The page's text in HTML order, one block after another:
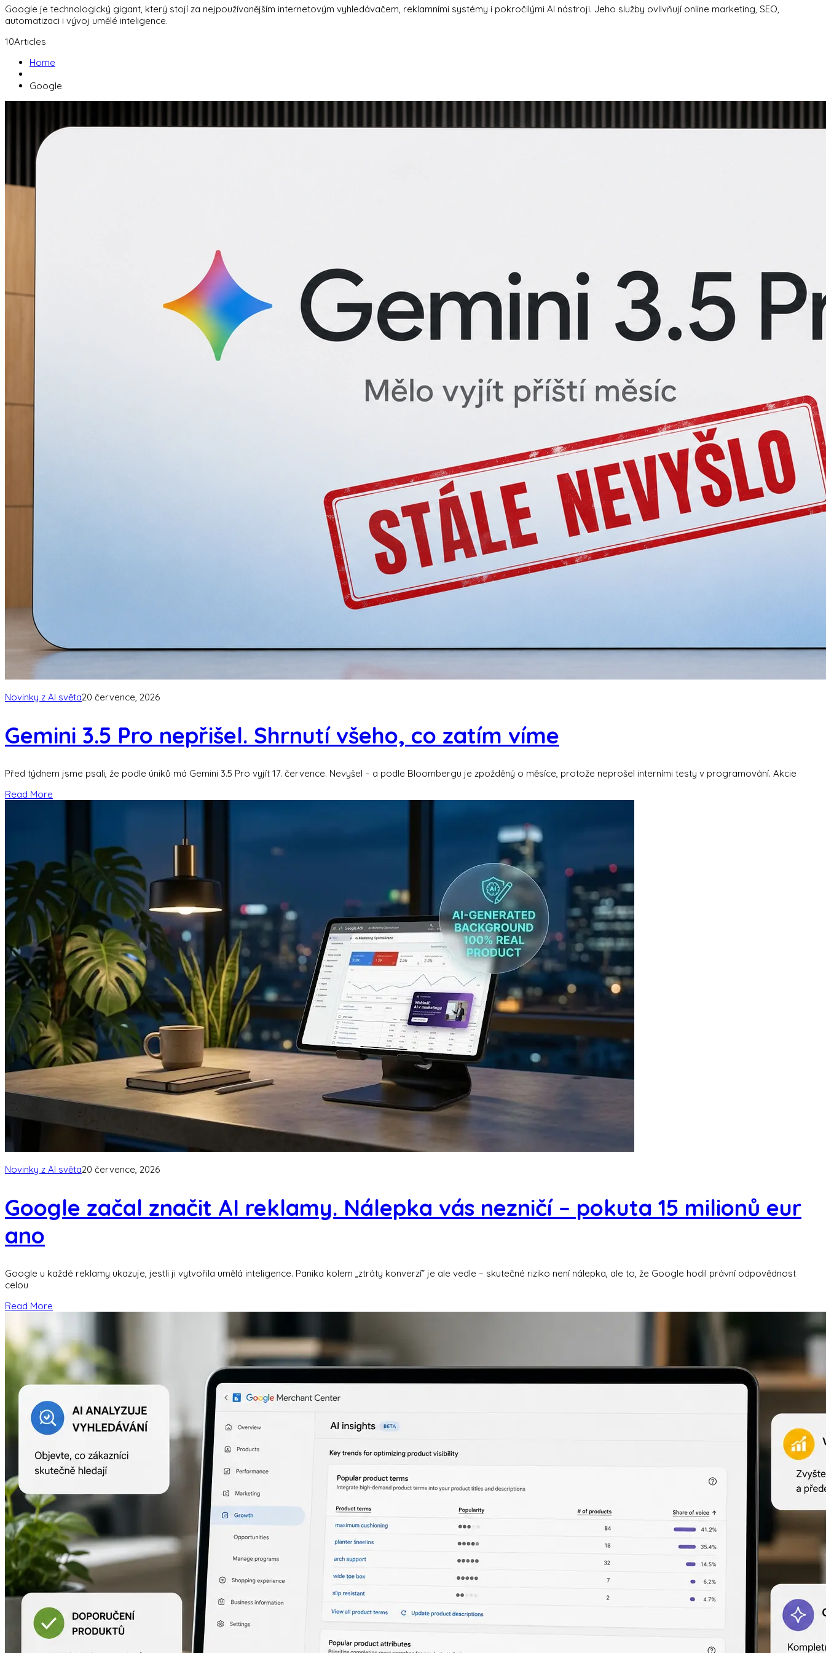
Google je technologický gigant, který stojí za nejpoužívanějším internetovým vyhledávačem, reklamními systémy i pokročilými AI nástroji. Jeho služby ovlivňují online marketing, SEO,
automatizaci i vývoj umělé inteligence.
10Articles
Home
Google
Novinky z AI světa20 července, 2026
Gemini 3.5 Pro nepřišel. Shrnutí všeho, co zatím víme
Před týdnem jsme psali, že podle úniků má Gemini 3.5 Pro vyjít 17. července. Nevyšel – a podle Bloombergu je zpožděný o měsíce, protože neprošel interními testy v programování. Akcie
Read More
Novinky z AI světa20 července, 2026
Google začal značit AI reklamy. Nálepka vás nezničí – pokuta 15 milionů eur
ano
Google u každé reklamy ukazuje, jestli ji vytvořila umělá inteligence. Panika kolem „ztráty konverzí” je ale vedle – skutečné riziko není nálepka, ale to, že Google hodil právní odpovědnost
celou
Read More